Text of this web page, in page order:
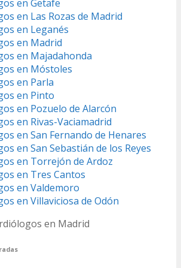
en Getafe
en Las Rozas de Madrid
en Leganés
en Madrid
en Majadahonda
en Móstoles
en Parla
en Pinto
en Pozuelo de Alarcón
en Rivas-Vaciamadrid
en San Fernando de Henares
en San Sebastián de los Reyes
en Torrejón de Ardoz
en Tres Cantos
en Valdemoro
en Villaviciosa de Odón
en Madrid